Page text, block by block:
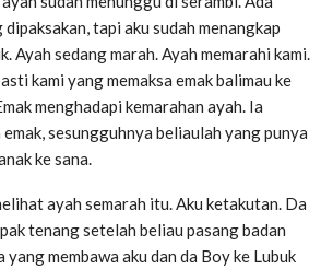
tapi aku sudah menangkap
Ayah sedang marah. Ayah memarahi kami.
kami yang memaksa emak balimau ke
menghadapi kemarahan ayah. Ia
sesungguhnya beliaulah yang punya
ke sana.
ayah semarah itu. Aku ketakutan. Da
tenang setelah beliau pasang badan
membawa aku dan da Boy ke Lubuk